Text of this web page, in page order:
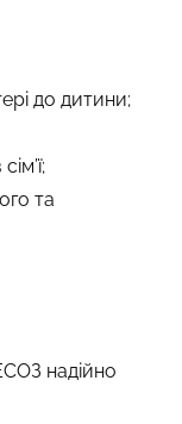
до дитини;
та
надійно